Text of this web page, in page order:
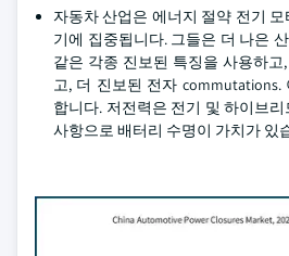
자동차 산업은 에너지 절약 전기
기에 집중됩니다. 그들은 더 나은
같은 각종 진보된 특징을 사용하
고, 더 진보된 전자 commutations.
합니다. 저전력은 전기 및 하이브
사항으로 배터리 수명이 가치가 있